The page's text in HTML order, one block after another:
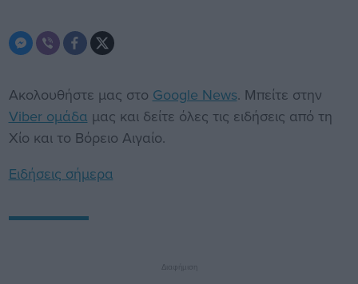
Ακολουθήστε μας στο Google News. Μπείτε στην
Viber ομάδα μας και δείτε όλες τις ειδήσεις από τη
Χίο και το Βόρειο Αιγαίο.
Ειδήσεις σήμερα
Διαφήμιση